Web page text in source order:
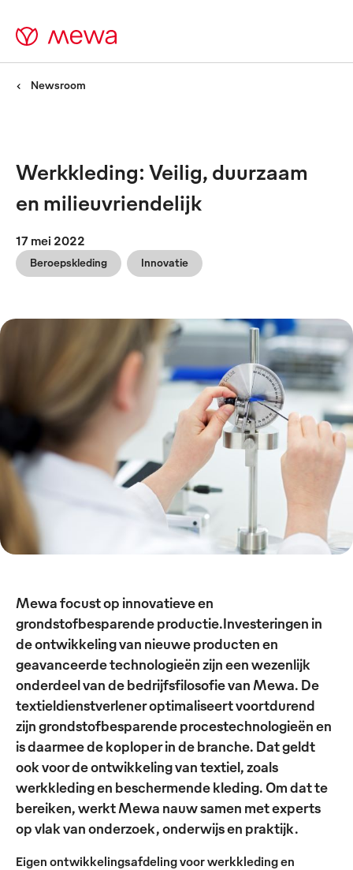
Newsroom
Werkkleding: Veilig, duurzaam
en milieuvriendelijk
17 mei 2022
Beroepskleding Innovatie
Mewa focust op innovatieve en
grondstofbesparende productie.Investeringen in
de ontwikkeling van nieuwe producten en
geavanceerde technologieën zijn een wezenlijk
onderdeel van de bedrijfsfilosofie van Mewa. De
textieldienstverlener optimaliseert voortdurend
zijn grondstofbesparende procestechnologieën en
is daarmee de koploper in de branche. Dat geldt
ook voor de ontwikkeling van textiel, zoals
werkkleding en beschermende kleding. Om dat te
bereiken, werkt Mewa nauw samen met experts
op vlak van onderzoek, onderwijs en praktijk.
Eigen ontwikkelingsafdeling voor werkkleding en